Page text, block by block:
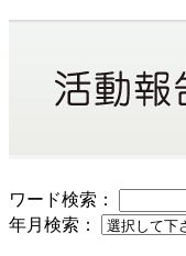
ワード検索：
年月検索：